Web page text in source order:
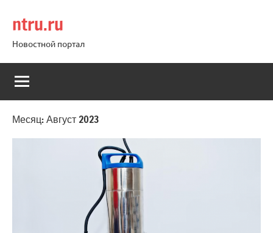
содержимому
ntru.ru
Новостной портал
Месяц:Август 2023